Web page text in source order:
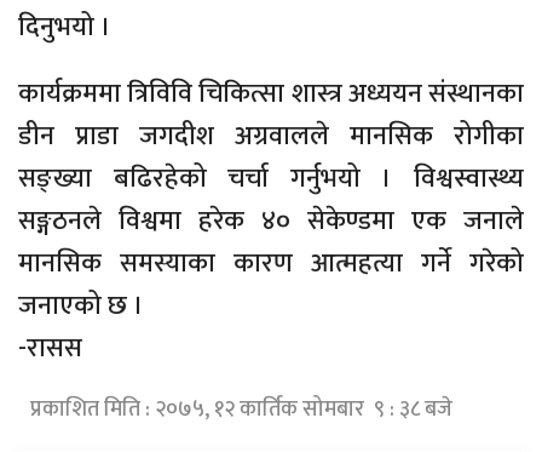
दिनुभयो ।
कार्यक्रममा त्रिविवि चिकित्सा शास्त्र अध्ययन संस्थानका
डीन प्राडा जगदीश अग्रवालले मानसिक रोगीका
सङ्ख्या बढिरहेको चर्चा गर्नुभयो । विश्वस्वास्थ्य
सङ्गठनले विश्वमा हरेक ४० सेकेण्डमा एक जनाले
मानसिक समस्याका कारण आत्महत्या गर्ने गरेको
जनाएको छ ।
-रासस
प्रकाशित मिति : २०७५, १२ कार्तिक सोमबार ९ : ३८ बजे